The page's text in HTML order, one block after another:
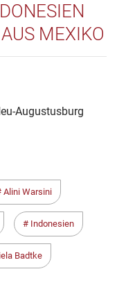
MEXIKO
Augustusburg
Alini Warsini
Indonesien
Badtke